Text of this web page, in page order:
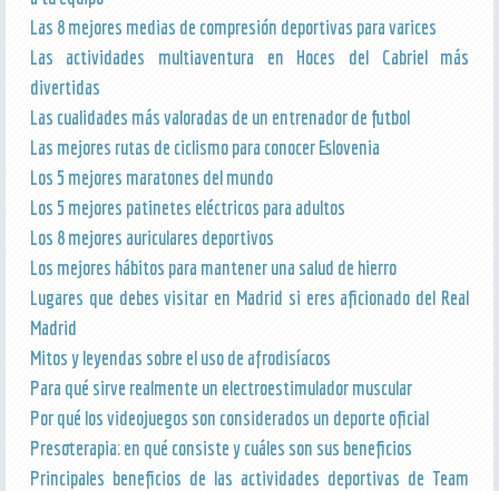
Las 8 mejores medias de compresión deportivas para varices
Las actividades multiaventura en Hoces del Cabriel más
divertidas
Las cualidades más valoradas de un entrenador de futbol
Las mejores rutas de ciclismo para conocer Eslovenia
Los 5 mejores maratones del mundo
Los 5 mejores patinetes eléctricos para adultos
Los 8 mejores auriculares deportivos
Los mejores hábitos para mantener una salud de hierro
Lugares que debes visitar en Madrid si eres aficionado del Real
Madrid
Mitos y leyendas sobre el uso de afrodisíacos
Para qué sirve realmente un electroestimulador muscular
Por qué los videojuegos son considerados un deporte oficial
Presoterapia: en qué consiste y cuáles son sus beneficios
Principales beneficios de las actividades deportivas de Team